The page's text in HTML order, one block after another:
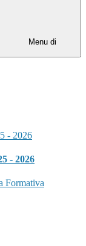
Menu di
- 2026
Formativa